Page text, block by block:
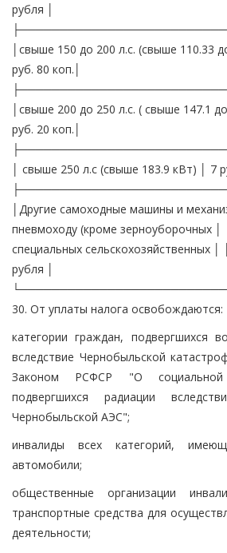
рубля │
│свыше 150 до 200 л.с. (свыше 110.33
руб. 80 коп.│
│свыше 200 до 250 л.с. ( свыше 147.1
руб. 20 коп.│
│ свыше 250 л.с (свыше 183.9 кВт) │ 7
│Другие самоходные машины и
пневмоходу (кроме зерноуборочных │
специальных сельскохозяйственных
рубля │
30. От уплаты налога освобождаются:
категории граждан, подвергшихся
вследствие Чернобыльской
Законом РСФСР "О
подвергшихся радиации
Чернобыльской АЭС";
инвалиды всех категорий,
автомобили;
общественные организации
транспортные средства для
деятельности;